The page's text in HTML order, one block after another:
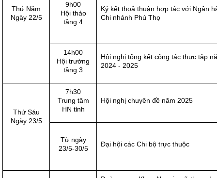
Thứ Năm
Ngày 22/5
9h00
Hội thảo
tầng 4
Ký kết thoả thuận hợp tác với Ngân
Chi nhánh Phú Thọ
14h00
Hội trường
tầng 3
Hội nghị tổng kết công tác thực tập
2024 - 2025
Thứ Sáu
Ngày 23/5
7h30
Trung tâm
HN tỉnh
Hội nghị chuyên đề năm 2025
Từ ngày
23/5-30/5
Đại hội các Chi bộ trực thuộc